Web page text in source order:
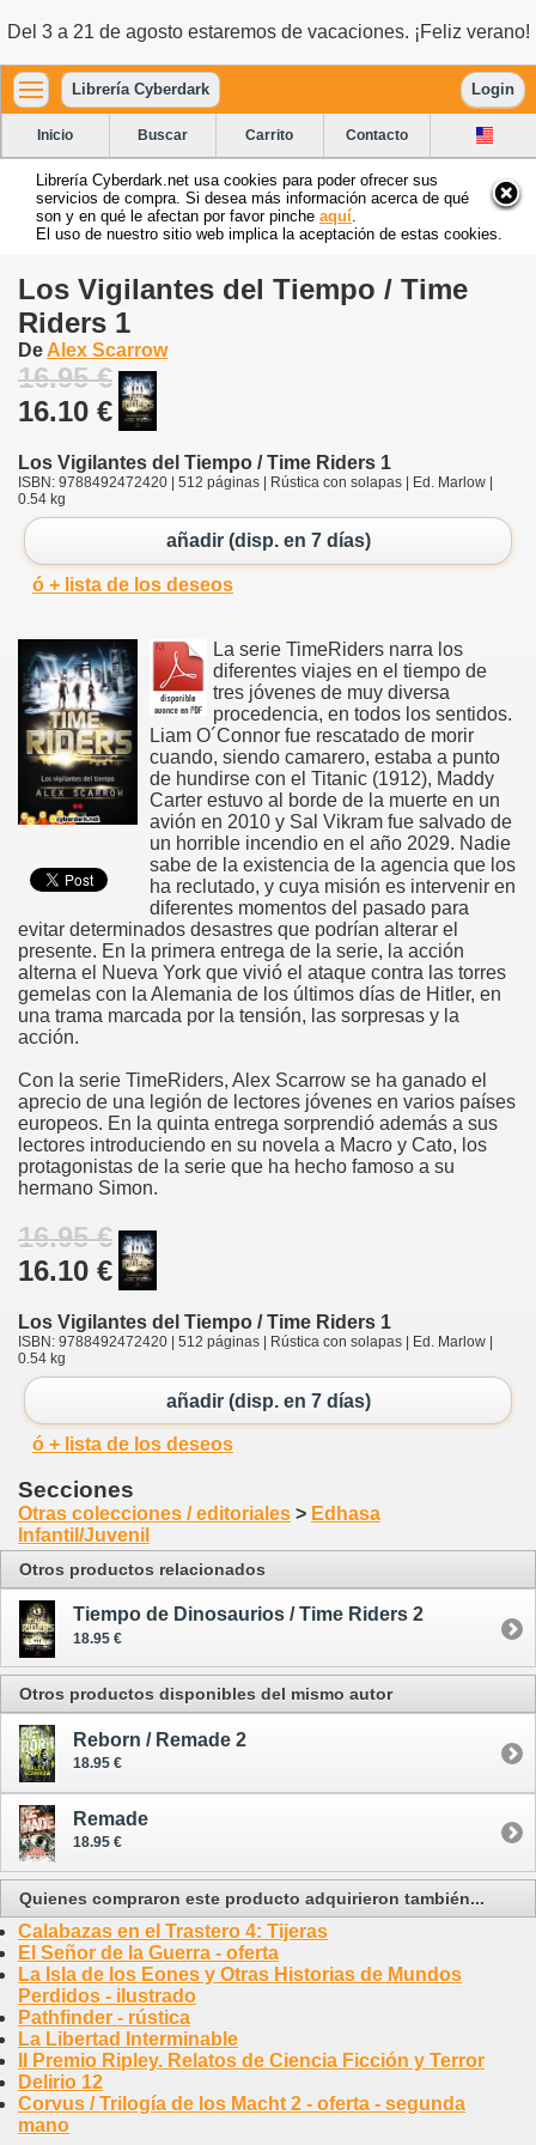
Del 3 a 21 de agosto estaremos de vacaciones. ¡Feliz verano!
Librería Cyberdark Login
Inicio Buscar Carrito Contacto
Librería Cyberdark.net usa cookies para poder ofrecer sus
servicios de compra. Si desea más información acerca de qué
son y en qué le afectan por favor pinche aquí
El uso de nuestro sitio web implica la aceptación de estas cookies.
Los Vigilantes del Tiempo / Time
Riders 1
De Alex Scarrow
16.95 €
16.10 €
Los Vigilantes del Tiempo / Time Riders 1
ISBN: 9788492472420 | 512 páginas | Rústica con solapas | Ed. Marlow |
0.54 kg
añadir (disp. en 7 días)
ó + lista de los deseos
La serie TimeRiders narra los
diferentes viajes en el tiempo de
tres jóvenes de muy diversa
procedencia, en todos los sentidos.
Liam O´Connor fue rescatado de morir
cuando, siendo camarero, estaba a punto
de hundirse con el Titanic (1912), Maddy
Carter estuvo al borde de la muerte en un
avión en 2010 y Sal Vikram fue salvado de
un horrible incendio en el año 2029. Nadie
sabe de la existencia de la agencia que los
ha reclutado, y cuya misión es intervenir en
diferentes momentos del pasado para
evitar determinados desastres que podrían alterar el
presente. En la primera entrega de la serie, la acción
alterna el Nueva York que vivió el ataque contra las torres
gemelas con la Alemania de los últimos días de Hitler, en
una trama marcada por la tensión, las sorpresas y la
acción.
Con la serie TimeRiders, Alex Scarrow se ha ganado el
aprecio de una legión de lectores jóvenes en varios países
europeos. En la quinta entrega sorprendió además a sus
lectores introduciendo en su novela a Macro y Cato, los
protagonistas de la serie que ha hecho famoso a su
hermano Simon.
16.95 €
16.10 €
Los Vigilantes del Tiempo / Time Riders 1
ISBN: 9788492472420 | 512 páginas | Rústica con solapas | Ed. Marlow |
0.54 kg
añadir (disp. en 7 días)
ó + lista de los deseos
Secciones
Otras colecciones / editoriales > Edhasa
Infantil/Juvenil
Otros productos relacionados
Tiempo de Dinosaurios / Time Riders 2
18.95 €
Otros productos disponibles del mismo autor
Reborn / Remade 2
18.95 €
Remade
18.95 €
Quienes compraron este producto adquirieron también...
Calabazas en el Trastero 4: Tijeras
El Señor de la Guerra - oferta
La Isla de los Eones y Otras Historias de Mundos
Perdidos - ilustrado
Pathfinder - rústica
La Libertad Interminable
II Premio Ripley. Relatos de Ciencia Ficción y Terror
Delirio 12
Corvus / Trilogía de los Macht 2 - oferta - segunda
mano